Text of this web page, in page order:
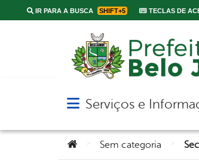
IR PARA A BUSCA SHIFT+5 TECLAS DE
Abrir menu principal de
Serviços e
Você está aqui:Sem categoria